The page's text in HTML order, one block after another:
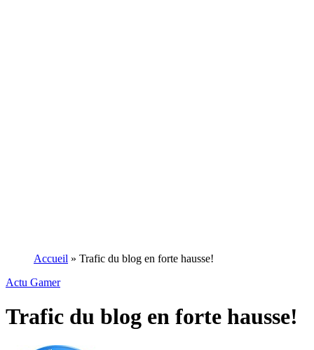
Accueil » Trafic du blog en forte hausse!
Actu Gamer
Trafic du blog en forte hausse!